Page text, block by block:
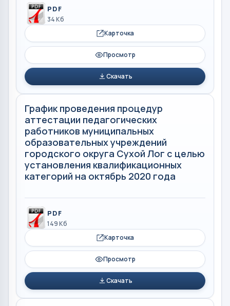
PDF
34 Кб
Карточка
Просмотр
Скачать
График проведения процедур
аттестации педагогических
работников муниципальных
образовательных учреждений
городского округа Сухой Лог с целью
установления квалификационных
категорий на октябрь 2020 года
PDF
149 Кб
Карточка
Просмотр
Скачать